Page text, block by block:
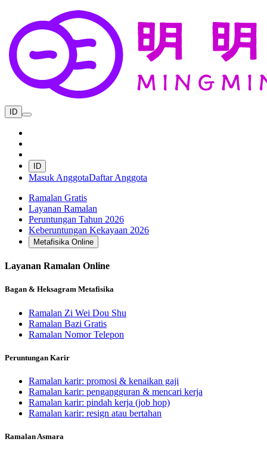
ID
ID
Masuk AnggotaDaftar Anggota
Ramalan Gratis
Layanan Ramalan
Peruntungan Tahun 2026
Keberuntungan Kekayaan 2026
Metafisika Online
Layanan Ramalan Online
Bagan & Heksagram Metafisika
Ramalan Zi Wei Dou Shu
Ramalan Bazi Gratis
Ramalan Nomor Telepon
Peruntungan Karir
Ramalan karir: promosi & kenaikan gaji
Ramalan karir: pengangguran & mencari kerja
Ramalan karir: pindah kerja (job hop)
Ramalan karir: resign atau bertahan
Ramalan Asmara